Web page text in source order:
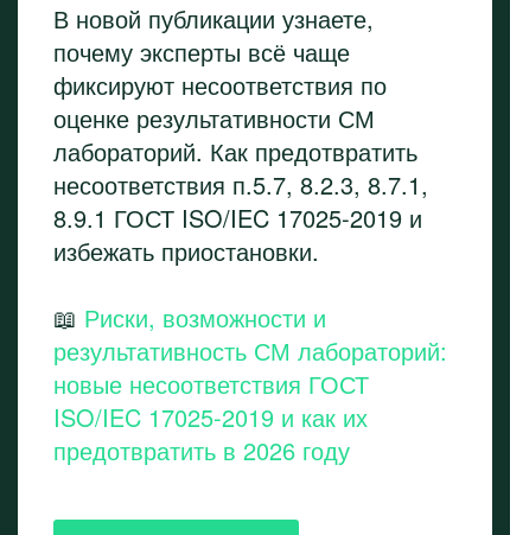
В новой публикации узнаете,
почему эксперты всё чаще
фиксируют несоответствия по
оценке результативности СМ
лабораторий. Как предотвратить
несоответствия п.5.7, 8.2.3, 8.7.1,
8.9.1 ГОСТ ISO/IEC 17025-2019 и
избежать приостановки.
📖 Риски, возможности и
результативность СМ лабораторий:
новые несоответствия ГОСТ
ISO/IEC 17025-2019 и как их
предотвратить в 2026 году